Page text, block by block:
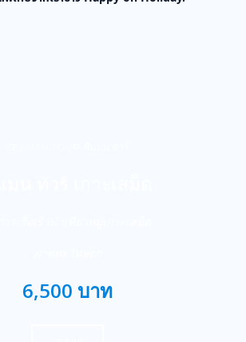
6,500 บาท